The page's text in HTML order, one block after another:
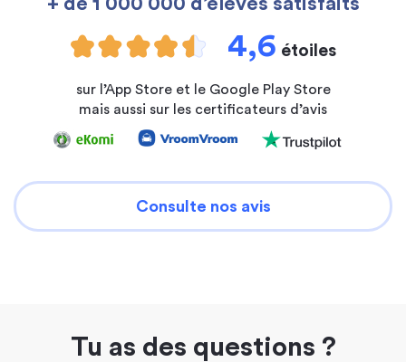
4,6 étoiles
sur l’App Store et le Google Play Store
mais aussi sur les certificateurs d’avis
Consulte nos avis
Tu as des questions ?